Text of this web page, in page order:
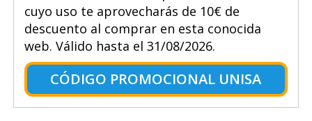
cuyo uso te aprovecharás de 10€ de
descuento al comprar en esta conocida
web. Válido hasta el 31/08/2026.
CÓDIGO PROMOCIONAL UNISA